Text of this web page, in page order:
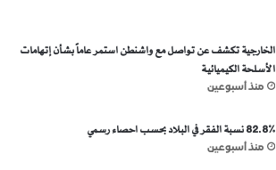
الخارجية تكشف عن تواصل مع واشنطن استمر عاماً بشأن إتهامات
الأسلحة الكيميائية
منذ أسبوعين
82.8% نسبة الفقر في البلاد بحسب احصاء رسمي
منذ أسبوعين